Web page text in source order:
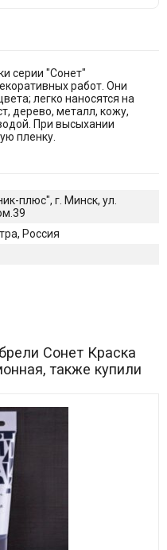
серии "Сонет"
работ. Они
легко наносятся на
дерево, металл, кожу,
При высыхании
пленку.
плюс", г. Минск, ул.
Россия
Сонет Краска
также купили